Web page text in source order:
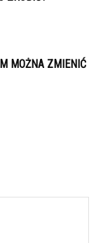
MOŻNA ZMIENIĆ